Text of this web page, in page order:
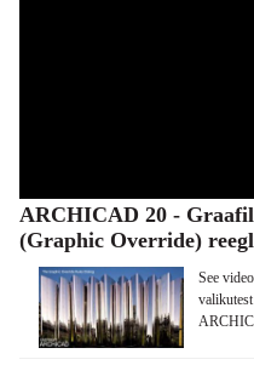
ARCHICAD 20 -
(Graphic Override)
See